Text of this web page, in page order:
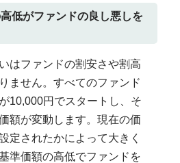
低がファンドの良し悪しを
はファンドの割安さや割高
ません。すべてのファンド
10,000円でスタートし、そ
額が変動します。現在の価
定されたかによって大きく
準価額の高低でファンドを